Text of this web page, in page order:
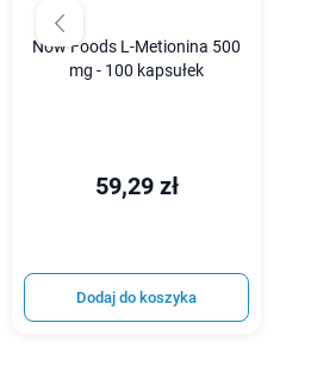
Now Foods L-Metionina 500
mg - 100 kapsułek
59,29 zł
Dodaj do koszyka